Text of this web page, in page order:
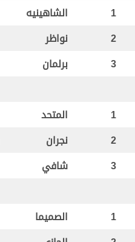
1 الشاهينيه
2 نواظر
3 برلمان
1 المتحد
2 نجران
3 شافي
1 الصميما